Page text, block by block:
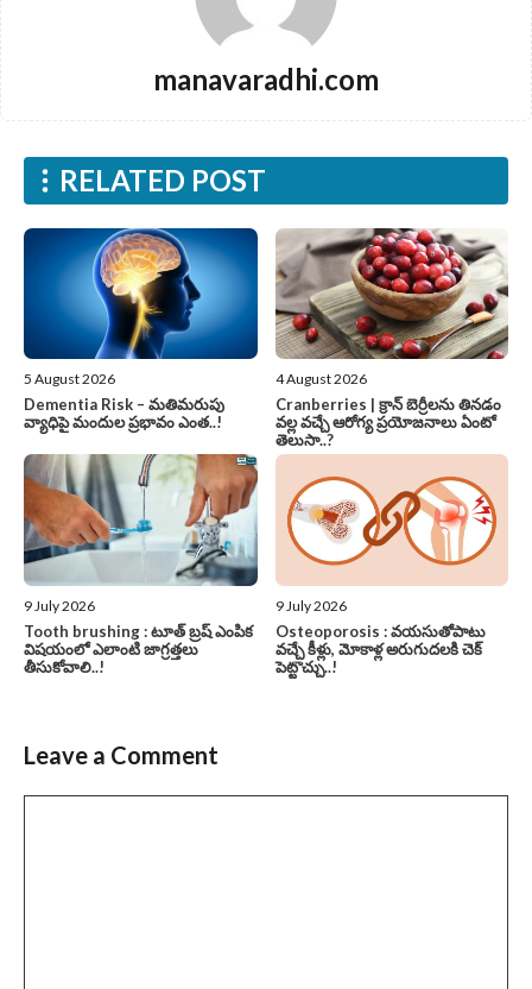
manavaradhi.com
RELATED POST
5 August 2026
Dementia Risk – మతిమరుపు
వ్యాధిపై మందుల ప్రభావం ఎంత..!
4 August 2026
Cranberries | క్రాన్ బెర్రీల‌ను తిన‌డం
వ‌ల్ల వచ్చే ఆరోగ్య ప్రయోజనాలు ఏంటో
తెలుసా..?
9 July 2026
Tooth brushing : టూత్ బ్రష్ ఎంపిక
విషయంలో ఎలాంటి జాగ్రత్తలు
తీసుకోవాలి..!
9 July 2026
Osteoporosis : వయసుతోపాటు
వచ్చే కీళ్లు, మోకాళ్ల అరుగుదలకి చెక్
పెట్టొచ్చు..!
Leave a Comment